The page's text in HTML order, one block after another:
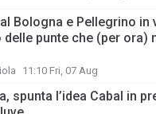
Bologna e Pellegrino in
delle punte che (per ora)
11:10 Fri, 07 Aug
spunta l’idea Cabal in